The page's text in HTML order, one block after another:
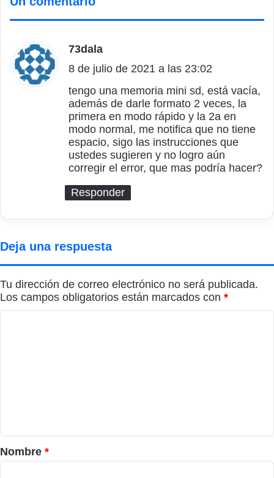
73dala
i
c
e
:
8 de julio de 2021 a las 23:02
tengo una memoria mini sd, está vacía,
además de darle formato 2 veces, la
primera en modo rápido y la 2a en
modo normal, me notifica que no tiene
espacio, sigo las instrucciones que
ustedes sugieren y no logro aún
corregir el error, que mas podría hacer?
Responder
Deja una respuesta
Tu dirección de correo electrónico no será publicada.
Los campos obligatorios están marcados con *
r
i
Nombre *